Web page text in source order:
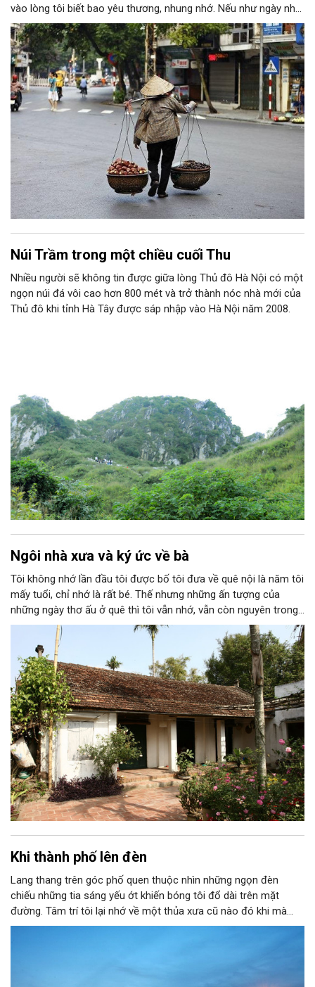
vào lòng tôi biết bao yêu thương, nhung nhớ. Nếu như ngày nhỏ
mỗi lần được "vinh dự" cùng bố về Thủ đô cảm xúc khi ấy của
tôi là sự háo hức, niềm vui sướng bởi khi ấy dẫu Hà Nội có đầy
sự lạ lẫm đi chăng nữa thì bên cạnh tôi vẫn luôn có bờ vai vững
chãi, bóng hình mạnh mẽ là bố bảo vệ, chở che. Hay có lần là
cô sinh viên tỉnh lẻ được đi thực tế, thăm Thủ đô thì bên cạnh
tôi vẫn có thật
Núi Trầm trong một chiều cuối Thu
Nhiều người sẽ không tin được giữa lòng Thủ đô Hà Nội có một
ngọn núi đá vôi cao hơn 800 mét và trở thành nóc nhà mới của
Thủ đô khi tỉnh Hà Tây được sáp nhập vào Hà Nội năm 2008.
Ngôi nhà xưa và ký ức về bà
Tôi không nhớ lần đầu tôi được bố tôi đưa về quê nội là năm tôi
mấy tuổi, chỉ nhớ là rất bé. Thế nhưng những ấn tượng của
những ngày thơ ấu ở quê thì tôi vẫn nhớ, vẫn còn nguyên trong
ký ức. Tôi nhớ cái cổng nhỏ với hàng rào dâm bụt, nhớ ngôi nhà
mái ngói, khoảng sân rộng với hai cây cau cao vút, căn bếp luôn
thơm nồng khói lửa…; nhớ ông tôi rất nghiêm, bà tôi rất hiền và
cô tôi (tất nhiên khi đó chưa lấy chồng) thì rất tuyệt vời!
Khi thành phố lên đèn
Lang thang trên góc phố quen thuộc nhìn những ngọn đèn
chiếu những tia sáng yếu ớt khiến bóng tôi đổ dài trên mặt
đường. Tâm trí tôi lại nhớ về một thủa xưa cũ nào đó khi mà
ánh sáng vẫn còn chút gì đó mới mẻ. Bởi thế mà tôi lại vô cùng